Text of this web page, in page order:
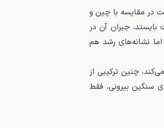
کاهش یافت. این افت در مقایسه با چین و
جبران آن در
نشانه‌های رشد هم
چنین ترکیبی از
سنگین بیرونی، فقط